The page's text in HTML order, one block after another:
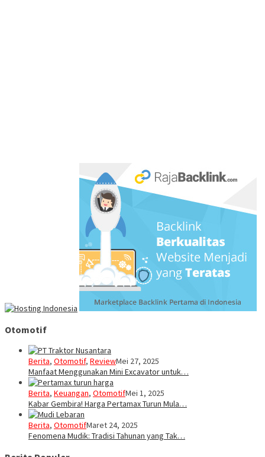
Otomotif
Berita, Otomotif, ReviewMei 27, 2025
Manfaat Menggunakan Mini Excavator untuk…
Berita, Keuangan, OtomotifMei 1, 2025
Kabar Gembira! Harga Pertamax Turun Mula…
Berita, OtomotifMaret 24, 2025
Fenomena Mudik: Tradisi Tahunan yang Tak…